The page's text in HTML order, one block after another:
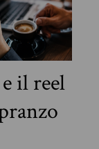
il reel